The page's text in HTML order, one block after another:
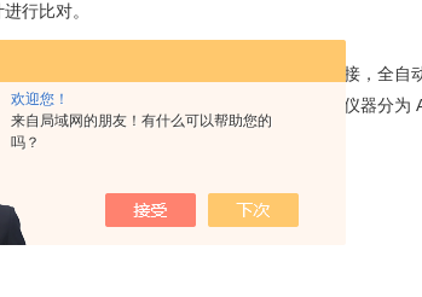
欢迎您！
来自局域网的朋友！有什么可以帮助您的
吗？
行比对。
一款全自动型流量计，可与在线流量计协议连接，全
堰、巴歇尔槽，满足多种现场的应用场景。仪器分为